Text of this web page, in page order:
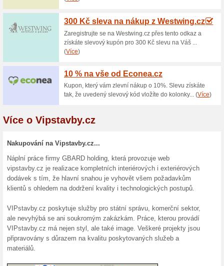
100% fungovalo
Náplní firmy Vipstavby.cz je
exteriérových dodávek s tím,
požadavkům našich
Bezpečnostní VIP
100% fungovalo Akce
Vipstavby.cz nabízí:
služby, financování Vašich